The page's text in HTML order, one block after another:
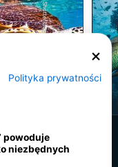
Shutterstock-Andrey Armyagov
Obserwacje
Polityka prywatności
powoduje
niezbędnych